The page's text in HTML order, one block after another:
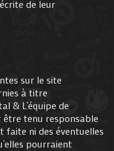
de leur
sur le site
à titre
& L’équipe de
tenu responsable
faite ni des éventuelles
pourraient